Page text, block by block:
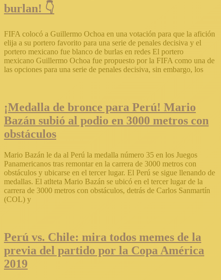
burlan! 👇
FIFA colocó a Guillermo Ochoa en una votación para que la afición
elija a su portero favorito para una serie de penales decisiva y el
portero mexicano fue blanco de burlas en redes El portero
mexicano Guillermo Ochoa fue propuesto por la FIFA como una de
las opciones para una serie de penales decisiva, sin embargo, los
¡Medalla de bronce para Perú! Mario
Bazán subió al podio en 3000 metros con
obstáculos
Mario Bazán le da al Perú la medalla número 35 en los Juegos
Panamericanos tras remontar en la carrera de 3000 metros con
obstáculos y ubicarse en el tercer lugar. El Perú se sigue llenando de
medallas. El atlteta Mario Bazán se ubicó en el tercer lugar de la
carrera de 3000 metros con obstáculos, detrás de Carlos Sanmartín
(COL) y
Perú vs. Chile: mira todos memes de la
previa del partido por la Copa América
2019